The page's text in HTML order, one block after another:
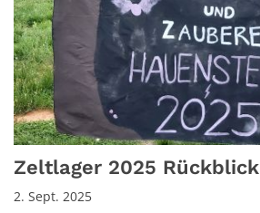
Zeltlager 2025 Rückblick
2. Sept. 2025